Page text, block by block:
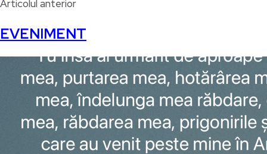
Articolul anterior
EVENIMENT